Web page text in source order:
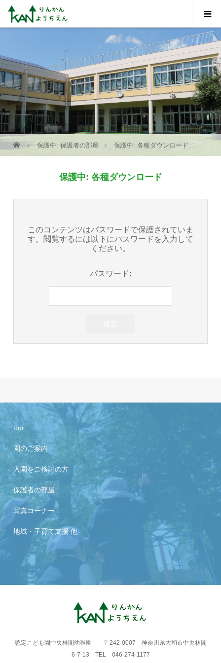
保護中: 保護者の部屋 保護中: 各種ダウンロード
保護中: 各種ダウンロード
このコンテンツはパスワードで保護されていま
す。閲覧するには以下にパスワードを入力して
ください。
パスワード:
top
園のご案内
入園をご検討の方
保護者の部屋
写真コーナー
地域・子育て支援 他
認定こども園中央林間幼稚園 〒242-0007 神奈川県大和市中央林間
6-7-13 TEL 046-274-1177